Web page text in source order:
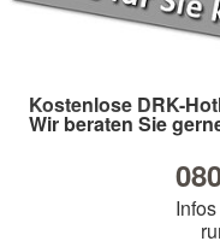
Kostenlose DRK-
Wir beraten Sie